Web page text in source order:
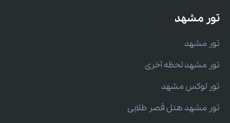
تور مشهد
تور مشهد
تور مشهد لحظه آخری
تور لوکس مشهد
تور مشهد هتل قصر طلایی